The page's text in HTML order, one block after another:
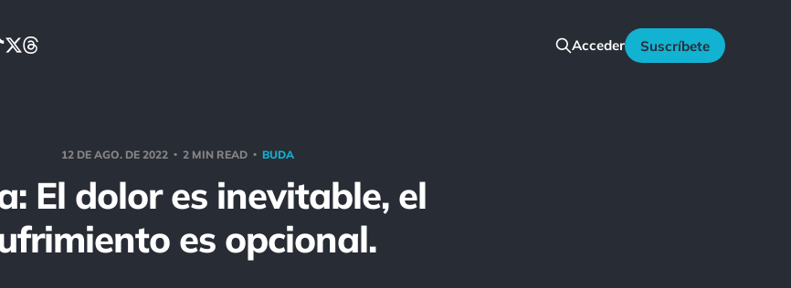
Acceder Suscríbete
12 DE AGO. DE 2022 2 MIN READ BUDA
El dolor es inevitable, el
es opcional.